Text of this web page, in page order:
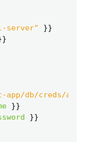
server"
app/db/creds/app"